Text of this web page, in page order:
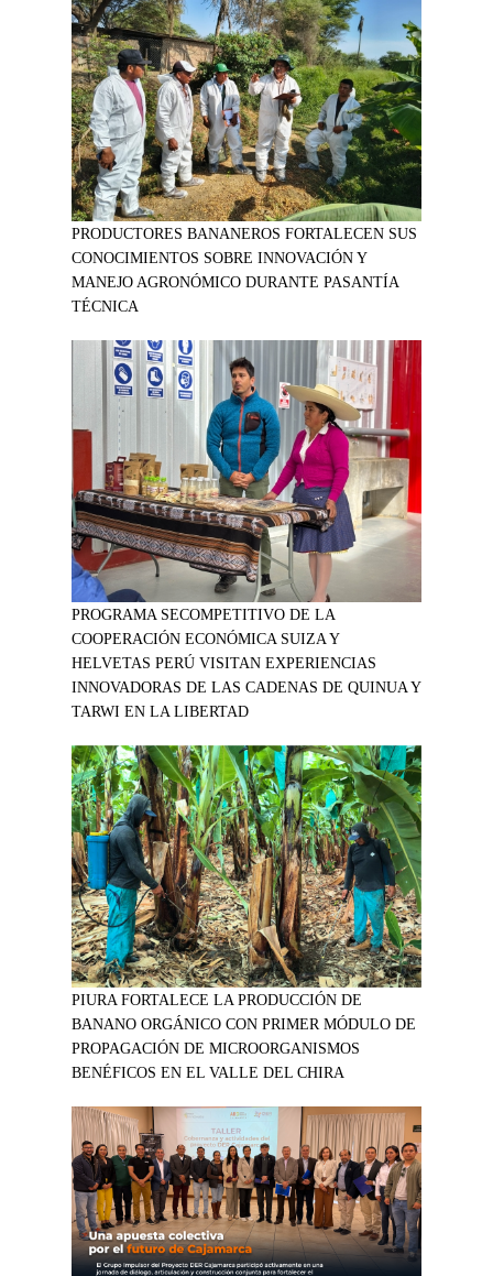
PRODUCTORES BANANEROS FORTALECEN SUS
CONOCIMIENTOS SOBRE INNOVACIÓN Y
MANEJO AGRONÓMICO DURANTE PASANTÍA
TÉCNICA
PROGRAMA SECOMPETITIVO DE LA
COOPERACIÓN ECONÓMICA SUIZA Y
HELVETAS PERÚ VISITAN EXPERIENCIAS
INNOVADORAS DE LAS CADENAS DE QUINUA Y
TARWI EN LA LIBERTAD
PIURA FORTALECE LA PRODUCCIÓN DE
BANANO ORGÁNICO CON PRIMER MÓDULO DE
PROPAGACIÓN DE MICROORGANISMOS
BENÉFICOS EN EL VALLE DEL CHIRA